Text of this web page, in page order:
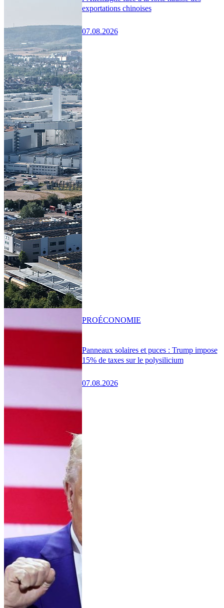
exportations chinoises
07.08.2026
Panneaux solaires et puces : Trump impose
15% de taxes sur le polysilicium
07.08.2026
PROÉCONOMIE